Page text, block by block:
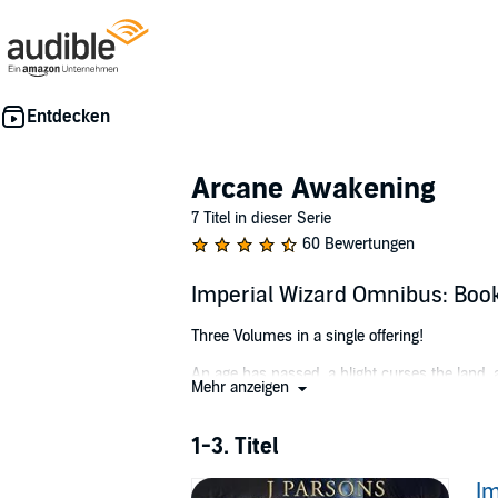
Arcane Awakening
7 Titel in dieser Serie
60 Bewertungen
Imperial Wizard Omnibus:
Three Volumes in a single offering!
An age has passed, a blight curses the
moments. Without any good options,
common knowledge is a mystery, and even
Mehr anzeigen
1-3. Titel